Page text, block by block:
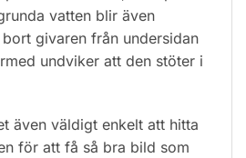
vatten blir även
givaren från undersidan
undviker att den stöter i
även väldigt enkelt att hitta
för att få så bra bild som